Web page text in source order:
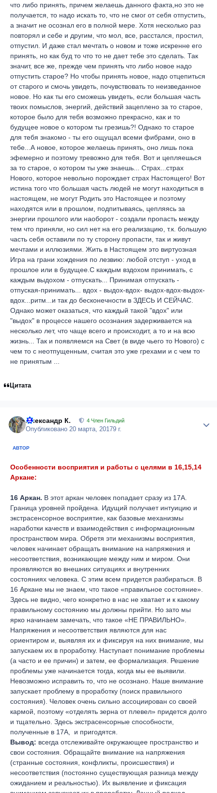
что либо принять, причем желаешь данного факта,но это не
получается, то надо искать то, что не смог от себя отпустить,
а значит не осознал его в полной мере. Хотя несколько раз
повторял и себе и другим, что мол, все, расстался, простил,
отпустил. И даже стал мечтать о новом и тоже искренне его
принять, но как буд то что то не дает тебе это сделать. Так
значит, все же, прежде чем принять что либо новое надо
отпустить старое? Но чтобы принять новое, надо отцепиться
от старого и смочь увидеть, почувствовать то неизведанное
новое. Но как ты его сможешь увидеть, если большая часть
твоих помыслов, энергий, действий зацеплено за то старое,
которое было для тебя возможно прекрасно, как и то
будущее новое о котором ты грезишь?! Однако то старое
для тебя знакомо - ты его ощущал всеми фибрами, оно в
тебе...А новое, которое желаешь принять, оно лишь пока
эфемерно и поэтому тревожно для тебя. Вот и цепляешься
за то старое, о котором ты уже знаешь... Страх...страх
Нового, которое невольно порождает страх Настоящего! Вот
истина того что большая часть людей не могут находиться в
настоящем, не могут Родить это Настоящее и поэтому
находятся или в прошлом, подпитываясь, цепляясь за
энергии прошлого или наоборот - создали пропасть между
тем что приняли, но сил нет на его реализацию, т.к. большую
часть себя оставили по ту сторону пропасти, так и живут
мечтами и иллюзиями. Жить в Настоящем это виртуозная
Игра на грани хождения по лезвию: любой отступ - уход в
прошлое или в будущее.С каждым вздохом принимать, с
каждым выдохом - отпускать... Принимая отпускать -
отпуская-принимать... вдох - выдох-вдох- выдох-вдох-выдох-
вдох...ритм...и так до бесконечности в ЗДЕСЬ И СЕЙЧАС.
Однако может оказаться, что каждый такой "вдох" или
"выдох" в процессе нашего осознания задерживается на
несколько лет, что чаще всего и происходит, а то и на всю
жизнь... Так и появляемся на Свет (в виде чьего то Нового) с
чем то с неотпущенным, считая это уже грехами и с чем то
не принятым ...
Цитата
Александр К. 4 Член Гильдий
Опубликовано20 марта, 20179 г.
АВТОР
Особенности восприятия и работы с целями в 16,15,14
Аркане:
16 Аркан. В этот аркан человек попадает сразу из 17А.
Граница уровней пройдена. Идущий получает интуицию и
экстрасенсорное восприятие, как базовые механизмы
наработки качеств и взаимодействия с информационным
пространством мира. Обретя эти механизмы восприятия,
человек начинает обращать внимание на напряжения и
несоответствия, возникающие между ним и миром. Они
проявляются во внешних ситуациях и внутренних
состояниях человека. С этим всем придется разбираться. В
16 Аркане мы не знаем, что такое «правильное состояние».
Здесь не видно, чего конкретно в нас не хватает и к какому
правильному состоянию мы должны прийти. Но зато мы
ярко начинаем замечать, что такое «НЕ ПРАВИЛЬНО».
Напряжения и несоответствия являются для нас
ориентиром и, выявляя их и фиксируя на них внимание, мы
запускаем их в проработку. Наступает понимание проблемы
(а часто и ее причин) и затем, ее формализация. Решение
проблемы уже начинается тогда, когда мы ее выявили.
Невозможно исправить то, что не осознано. Наше внимание
запускает проблему в проработку (поиск правильного
состояния). Человек очень сильно ассоциирован со своей
кармой, поэтому «отделять зерна от плевел» придется долго
и тщательно. Здесь экстрасенсорные способности,
полученные в 17А,
и пригодятся.
Вывод: всегда отслеживайте окружающее пространство и
свои состояния. Обращайте внимание на напряжения
(странные состояния, конфликты, происшествия) и
несоответствия (постоянно существующая разница между
ожиданием и реальностью). Их выявление и фиксация